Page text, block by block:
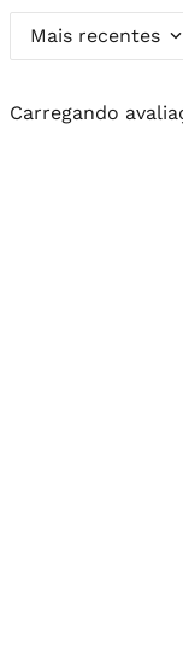
Mais recentes
Carregando